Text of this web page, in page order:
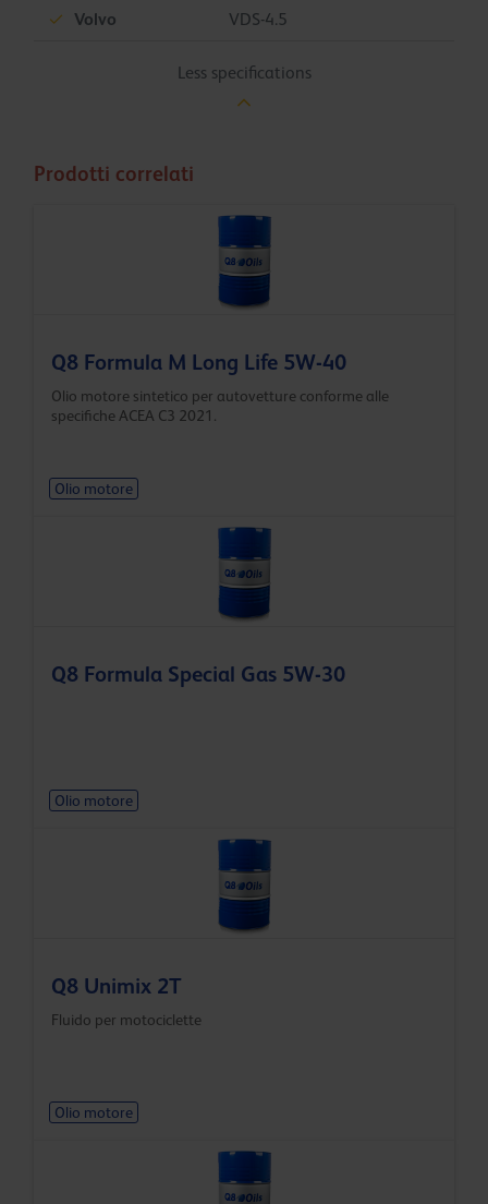
Volvo VDS-4.5
Less specifications
Prodotti correlati
Q8 Formula M Long Life 5W-40
Olio motore sintetico per autovetture conforme alle
specifiche ACEA C3 2021.
Olio motore
Q8 Formula Special Gas 5W-30
Olio motore
Q8 Unimix 2T
Fluido per motociclette
Olio motore